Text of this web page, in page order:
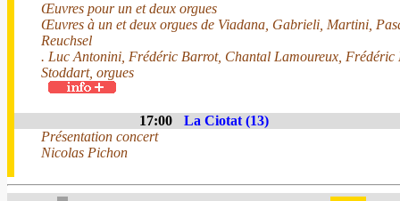
Œuvres pour un et deux orgues
Œuvres à un et deux orgues de Viadana, Gabrieli, Martini,
Reuchsel
. Luc Antonini, Frédéric Barrot, Chantal Lamoureux, Frédéric
Stoddart, orgues
17:00
La Ciotat (13)
Présentation concert
Nicolas Pichon